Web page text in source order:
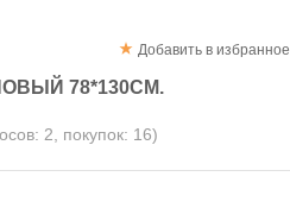
Добавить в избранное
78*130СМ.
2, покупок: 16)